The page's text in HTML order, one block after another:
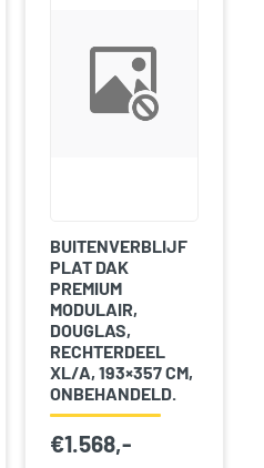
BUITENVERBLIJF
PLAT DAK
PREMIUM
MODULAIR,
DOUGLAS,
RECHTERDEEL
XL/A, 193×357 CM,
ONBEHANDELD.
€1.568,-